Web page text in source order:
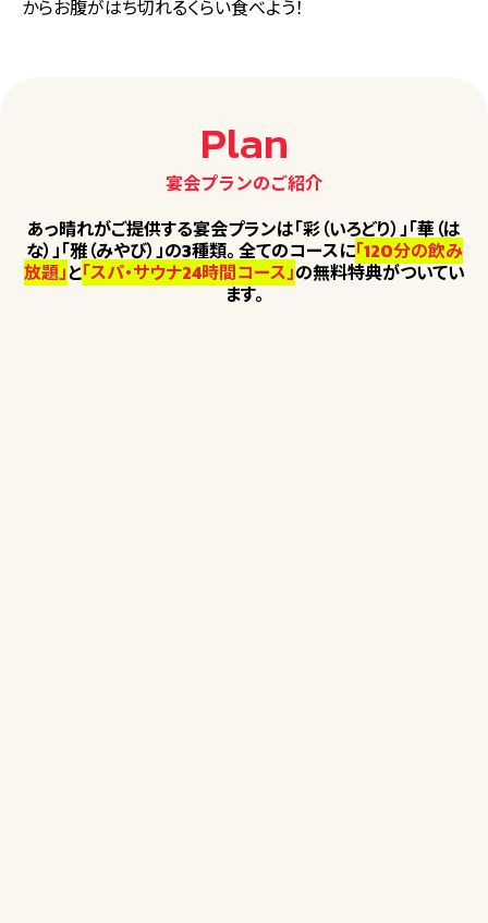
からお腹がはち切れるくらい食べよう！
Plan
宴会プランのご紹介
あっ晴れがご提供する宴会プランは「彩（いろどり）」「華（は
な）」「雅（みやび）」の3種類。 全てのコースに「120分の飲み
放題」と「スパ・サウナ24時間コース」の無料特典がついてい
ます。